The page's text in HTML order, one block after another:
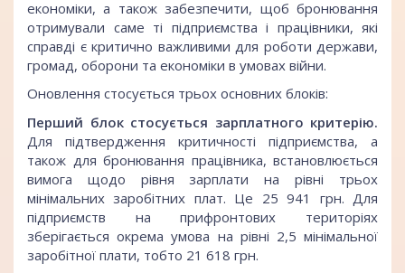
економіки, а також забезпечити, щоб бронювання
отримували саме ті підприємства і працівники, які
справді є критично важливими для роботи держави,
громад, оборони та економіки в умовах війни.
Оновлення стосується трьох основних блоків:
Перший блок стосується зарплатного критерію.
Для підтвердження критичності підприємства, а
також для бронювання працівника, встановлюється
вимога щодо рівня зарплати на рівні трьох
мінімальних заробітних плат. Це 25 941 грн. Для
підприємств на прифронтових територіях
зберігається окрема умова на рівні 2,5 мінімальної
заробітної плати, тобто 21 618 грн.